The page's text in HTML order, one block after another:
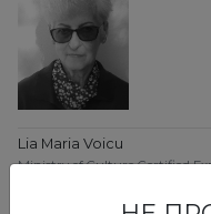
Lia Maria Voicu
Ministry of Culture Certified